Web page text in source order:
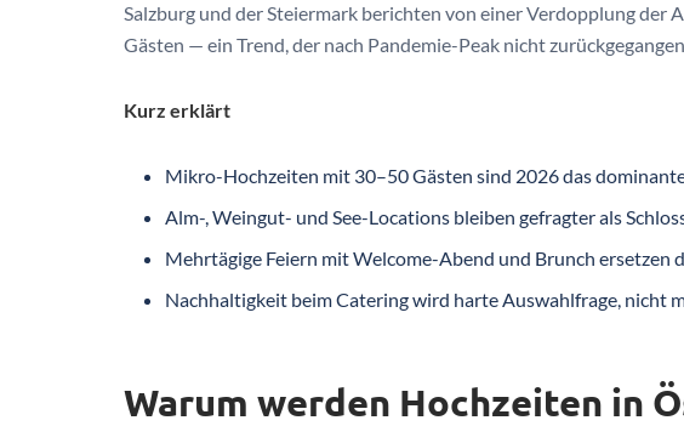
Salzburg und der Steiermark berichten von einer Verdopplung
Gästen — ein Trend, der nach Pandemie-Peak nicht
Kurz erklärt
Mikro-Hochzeiten mit 30–50 Gästen sind 2026 das
Alm-, Weingut- und See-Locations bleiben gefragter als
Mehrtägige Feiern mit Welcome-Abend und Brunch ersetzen
Nachhaltigkeit beim Catering wird harte Auswahlfrage, nicht
Warum werden Hochzeiten in